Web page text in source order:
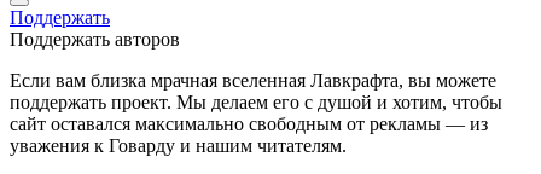
Поддержать
Поддержать авторов
Если вам близка мрачная вселенная Лавкрафта, вы можете
поддержать проект. Мы делаем его с душой и хотим, чтобы
сайт оставался максимально свободным от рекламы — из
уважения к Говарду и нашим читателям.